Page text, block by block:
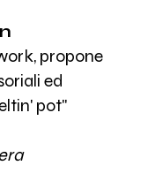
propone
ed
pot"